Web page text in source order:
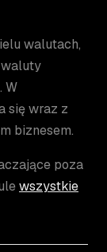
walutach,
W
się wraz z
biznesem.
poza
wszystkie